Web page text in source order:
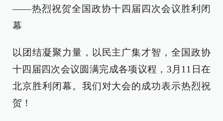
——热烈祝贺全国政协十四届四次会议胜利闭
幕
以团结凝聚力量，以民主广集才智，全国政协
十四届四次会议圆满完成各项议程，3月11日在
北京胜利闭幕。我们对大会的成功表示热烈祝
贺！